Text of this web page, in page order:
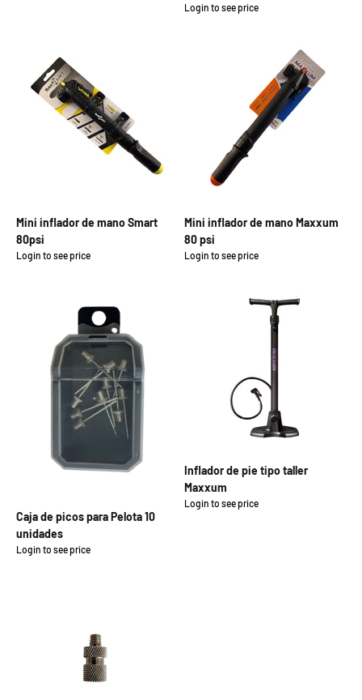
Login to see price
Mini inflador de mano Smart
80psi
Precio de oferta
Login to see price
Mini inflador de mano Maxxum
80 psi
Precio de oferta
Login to see price
Caja de picos para Pelota 10
unidades
Precio de oferta
Login to see price
Inflador de pie tipo taller
Maxxum
Precio de oferta
Login to see price